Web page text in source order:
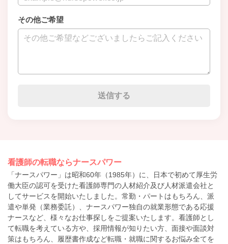
その他ご希望
看護師の転職ならナースパワー
「ナースパワー」は昭和60年（1985年）に、日本で初めて厚生労
働大臣の認可を受けた看護師専門の人材紹介及び人材派遣会社と
してサービスを開始いたしました。常勤・パートはもちろん、派
遣や単発（業務委託）、ナースパワー独自の就業形態である応援
ナースなど、様々なお仕事探しをご提案いたします。看護師とし
て転職を考えている方や、採用情報が知りたい方、面接や面談対
策はもちろん、履歴書作成など転職・就職に関するお悩み全てを